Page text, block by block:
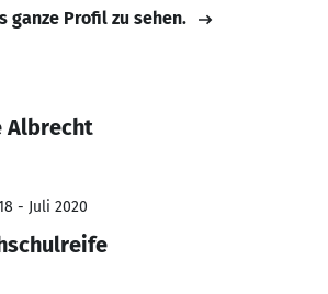
ganze Profil zu sehen.
Albrecht
- Juli 2020